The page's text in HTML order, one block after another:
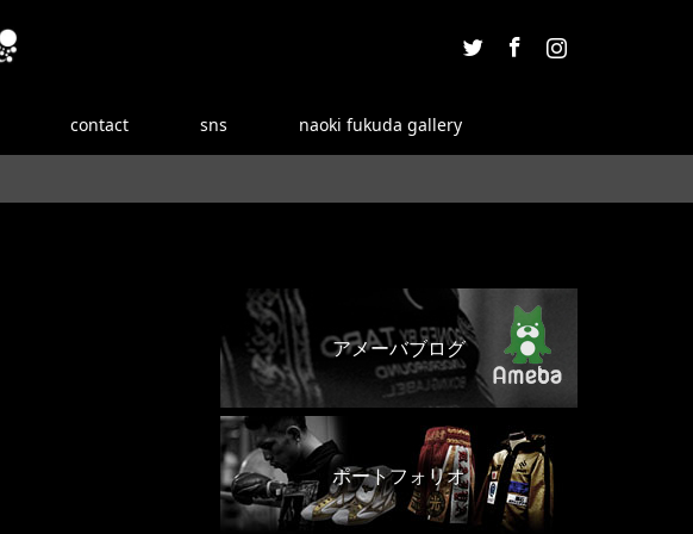
contact sns naoki fukuda gallery
アメーバブログ
ポートフォリオ